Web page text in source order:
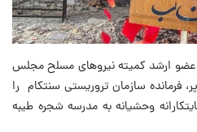
عضو ارشد کمیته نیروهای مسلح مجلس
فرمانده سازمان تروریستی سنتکام را
وحشیانه به مدرسه شجره طیبه